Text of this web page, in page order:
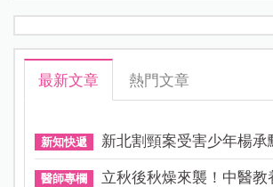
最新文章 熱門文章
新知快遞 新北割頸案受害少年楊承
醫師專欄 立秋後秋燥來襲！中醫教